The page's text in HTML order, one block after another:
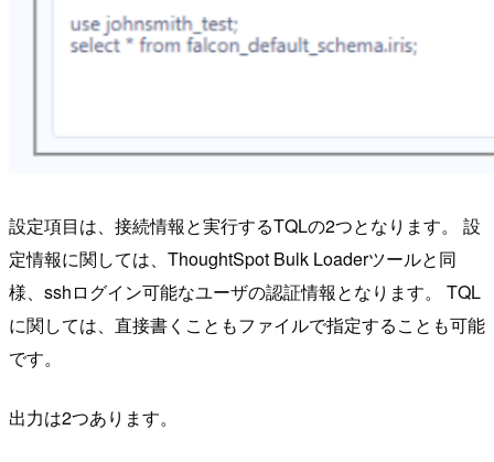
設定項目は、接続情報と実行するTQLの2つとなります。 設
定情報に関しては、ThoughtSpot Bulk Loaderツールと同
様、sshログイン可能なユーザの認証情報となります。 TQL
に関しては、直接書くこともファイルで指定することも可能
です。
出力は2つあります。